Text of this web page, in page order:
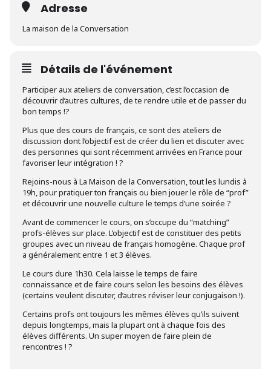
Adresse
La maison de la Conversation
Détails de l'événement
Participer aux ateliers de conversation, c’est l’occasion de
découvrir d’autres cultures, de te rendre utile et de passer du
bon temps !?
Plus que des cours de français, ce sont des ateliers de
discussion dont l’objectif est de créer du lien et discuter avec
des personnes qui sont récemment arrivées en France pour
favoriser leur intégration ! ?
Rejoins-nous à La Maison de la Conversation, tout les lundis à
19h, pour pratiquer ton français ou bien jouer le rôle de “prof”
et découvrir une nouvelle culture le temps d’une soirée ?
Avant de commencer le cours, on s’occupe du “matching”
profs-élèves sur place. L’objectif est de constituer des petits
groupes avec un niveau de français homogène. Chaque prof
a généralement entre 1 et 3 élèves.
Le cours dure 1h30. Cela laisse le temps de faire
connaissance et de faire cours selon les besoins des élèves
(certains veulent discuter, d’autres réviser leur conjugaison !).
Certains profs ont toujours les mêmes élèves qu’ils suivent
depuis longtemps, mais la plupart ont à chaque fois des
élèves différents. Un super moyen de faire plein de
rencontres ! ?